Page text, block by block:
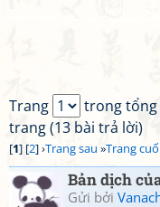
Trang
trong tổng
trang (13 bài trả lời)
[1] [2] ›Trang sau »Trang
Bản dịch
Gửi bởi